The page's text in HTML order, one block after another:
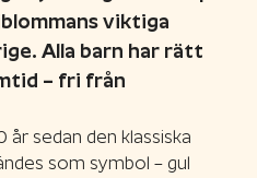
viktiga
Alla barn har rätt
– fri från
år sedan den klassiska
som symbol – gul